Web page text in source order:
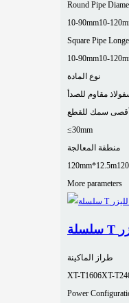
Round Pipe
10-90mm10-
Square Pipe
10-90mm10-
نوع المادة
فولاذ مقاوم للصدأ
أقصى سمك للقطع
≤30mm
منطقة المعالجة
120mm*12.5m
More parameters
طراز الماكينة
XT-T1606XT-
Power